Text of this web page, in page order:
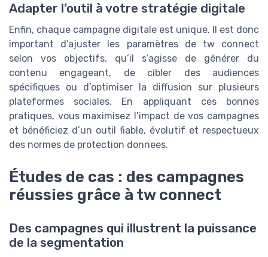
Adapter l’outil à votre stratégie digitale
Enfin, chaque campagne digitale est unique. Il est donc
important d’ajuster les paramètres de tw connect
selon vos objectifs, qu’il s’agisse de générer du
contenu engageant, de cibler des audiences
spécifiques ou d’optimiser la diffusion sur plusieurs
plateformes sociales. En appliquant ces bonnes
pratiques, vous maximisez l’impact de vos campagnes
et bénéficiez d’un outil fiable, évolutif et respectueux
des normes de protection donnees.
Études de cas : des campagnes
réussies grâce à tw connect
Des campagnes qui illustrent la puissance
de la segmentation